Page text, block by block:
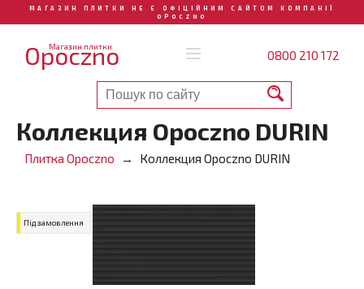
МАГАЗИН ПЛИТКИ НЕ Є ОФІЦІЙНИМ САЙТОМ КОМПАНІЇ
OPOCZNO
Магазин плитки
Opoczno 0800 210 172
Коллекция Opoczno DURIN
Плитка Opoczno Коллекция Opoczno DURIN
Під замовлення